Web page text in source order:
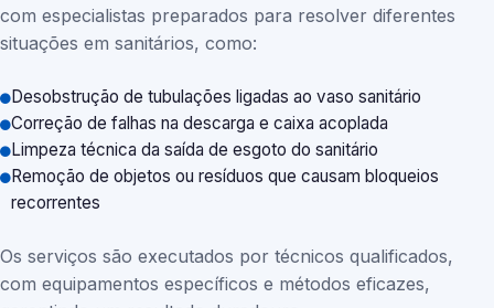
com especialistas preparados para resolver diferentes
situações em sanitários, como:
Desobstrução de tubulações ligadas ao vaso sanitário
Correção de falhas na descarga e caixa acoplada
Limpeza técnica da saída de esgoto do sanitário
Remoção de objetos ou resíduos que causam bloqueios
recorrentes
Os serviços são executados por técnicos qualificados,
com equipamentos específicos e métodos eficazes,